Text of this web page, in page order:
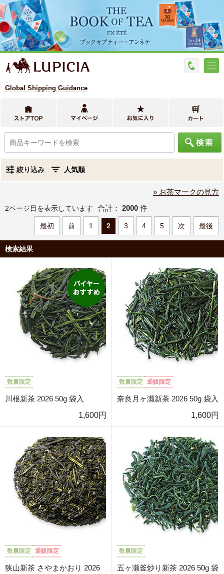
Global Shipping Guidance
絞り込み
» お茶マークの見方
2ページ目を表示しています 合計： 2000 件
最初 前 1 2 3 4 5 次 最後
検索結果
数量限定
川根新茶 2026 50g 袋入
1,600円
数量限定 通販限定
奈良月ヶ瀬新茶 2026 50g 袋入
1,600円
数量限定 通販限定
狭山新茶 さやまかおり 2026
数量限定
五ヶ瀬釜炒り新茶 2026 50g 袋